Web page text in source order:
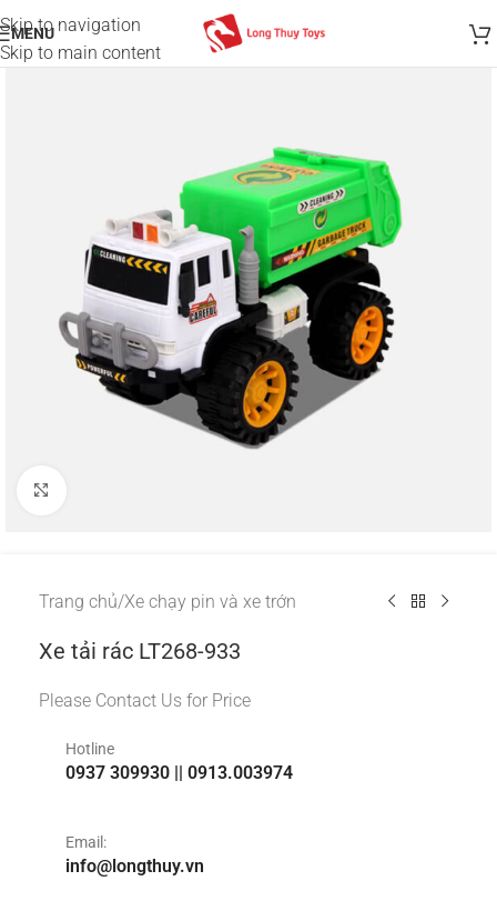
Skip to navigation
Skip to main content
MENU
Trang chủ/Xe chạy pin và xe trớn
Xe tải rác LT268-933
Please Contact Us for Price
Hotline
0937 309930 || 0913.003974
Email:
info@longthuy.vn